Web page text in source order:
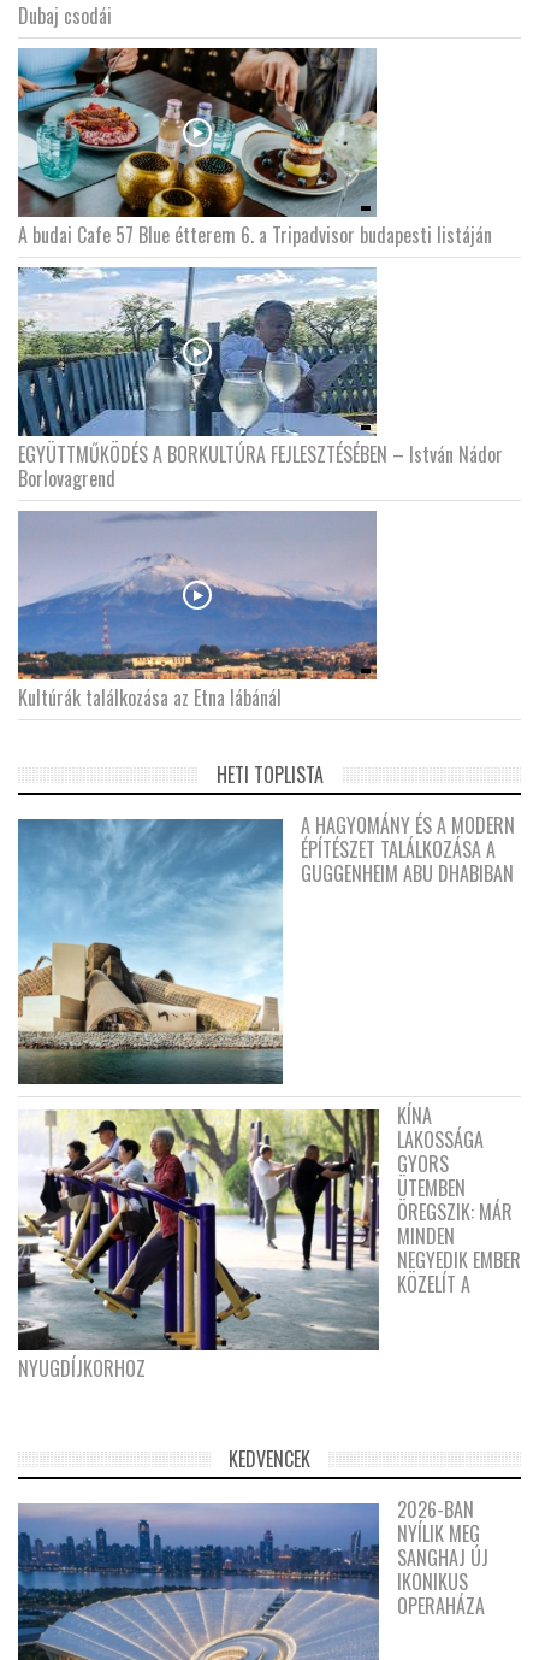
Dubaj csodái
A budai Cafe 57 Blue étterem 6. a Tripadvisor budapesti listáján
EGYÜTTMŰKÖDÉS A BORKULTÚRA FEJLESZTÉSÉBEN – István Nádor
Borlovagrend
Kultúrák találkozása az Etna lábánál
HETI TOPLISTA
A HAGYOMÁNY ÉS A MODERN
ÉPÍTÉSZET TALÁLKOZÁSA A
GUGGENHEIM ABU DHABIBAN
KÍNA
LAKOSSÁGA
GYORS
ÜTEMBEN
ÖREGSZIK: MÁR
MINDEN
NEGYEDIK EMBER
KÖZELÍT A
NYUGDÍJKORHOZ
KEDVENCEK
2026-BAN
NYÍLIK MEG
SANGHAJ ÚJ
IKONIKUS
OPERAHÁZA